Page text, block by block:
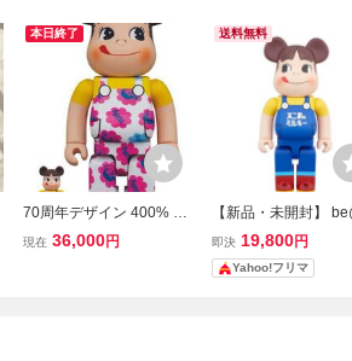
本日終了
70周年デザイン 400% &
100% BE@RBRICK ベア
現在 36,000円
送料無料
【新品・未開封】
ick ペコちゃん ミルキ
5周年記念デザイン
/ MedicomToy 不二家
即決 19,800円
Yahoo!フリマ